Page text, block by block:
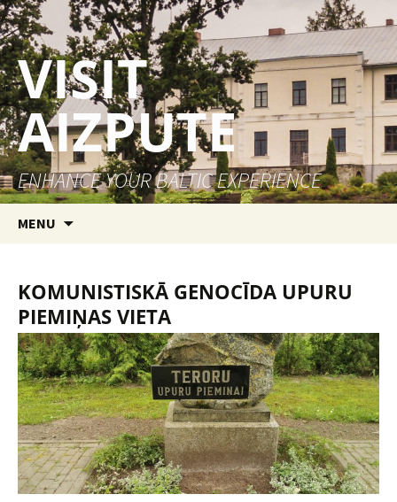
VISIT
AIZPUTE
ENHANCE YOUR BALTIC EXPERIENCE
MENU
KOMUNISTISKĀ GENOCĪDA UPURU
PIEMIŅAS VIETA